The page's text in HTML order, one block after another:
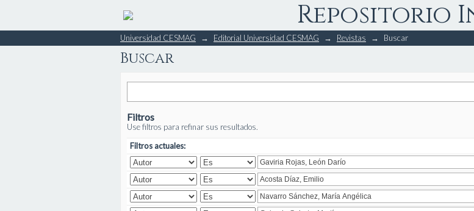
Repositorio
Buscar
Universidad CESMAG → Editorial Universidad CESMAG → Revistas → Buscar
Buscar
Filtros
Use filtros para refinar sus resultados.
Filtros actuales: